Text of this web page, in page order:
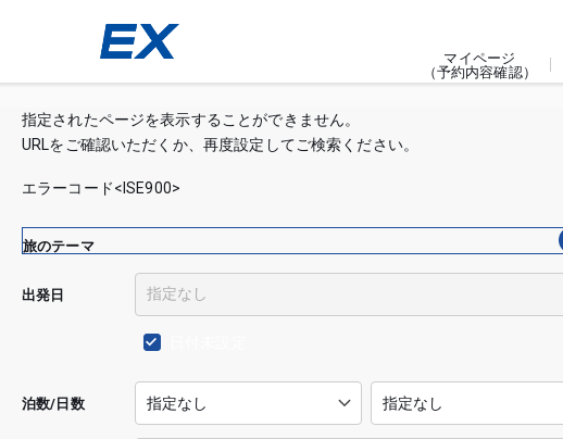
マイページ
（予約内容確認）
指定されたページを表示することができません。
URLをご確認いただくか、再度設定してご検索ください。
エラーコード<ISE900>
出発日
泊数/日数
旅のテーマ